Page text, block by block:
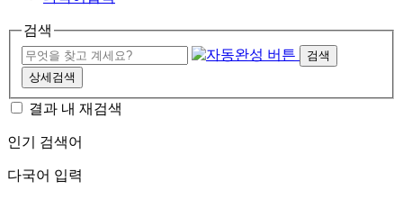
검색
검색
상세검색
결과 내 재검색
인기 검색어
다국어 입력